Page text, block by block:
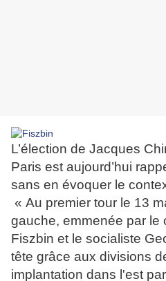
L’élection de Jacques
Paris est aujourd’hui
sans en évoquer le
« Au premier tour le 13
gauche, emmenée par le
Fiszbin et le socialiste
tête grâce aux divisions
implantation dans l'est